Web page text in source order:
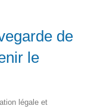
de
le
légale et